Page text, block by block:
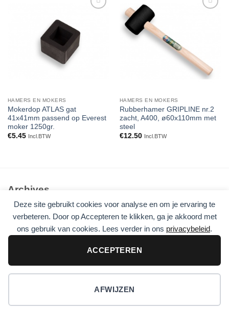
Deze site gebruikt cookies voor analyse en om je ervaring te
verbeteren. Door op Accepteren te klikken, ga je akkoord met
ons gebruik van cookies. Lees verder in ons privacybeleid.
ACCEPTEREN
AFWIJZEN
verlanglijst
HAMERS EN MOKERS
Mokerdop ATLAS gat
41x41mm passend op Everest
moker 1250gr.
€5.45 Incl.BTW
HAMERS EN MOKERS
Rubberhamer GRIPLINE nr.2
zacht, A400, ø60x110mm met
steel
€12.50 Incl.BTW
Archives
Geen archieven om te tonen.
Categories
PayPal Stripe